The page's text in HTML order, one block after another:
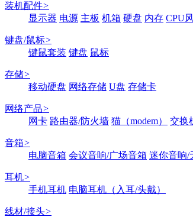
装机配件>
显示器 电源 主板 机箱 硬盘 内存 CPU
键盘/鼠标>
键鼠套装 键盘 鼠标
存储>
移动硬盘 网络存储 U盘 存储卡
网络产品>
网卡 路由器/防火墙 猫（modem） 交换
音箱>
电脑音箱 会议音响/广场音箱 迷你音响/
耳机>
手机耳机 电脑耳机（入耳/头戴）
线材/接头>